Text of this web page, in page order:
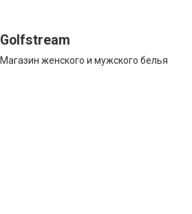
Golfstream
Магазин женского и мужского белья